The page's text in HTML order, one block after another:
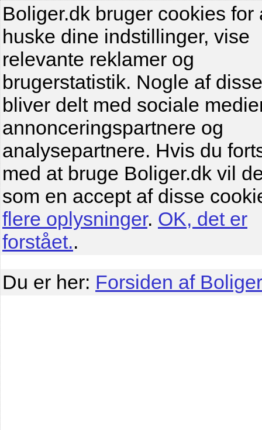
Boliger.dk bruger cookies for
huske dine indstillinger, vise
relevante reklamer og
brugerstatistik. Nogle af
bliver delt med sociale
annonceringspartnere og
analysepartnere. Hvis du
med at bruge Boliger.dk vil
som en accept af disse
flere oplysninger. OK, det er
forstået..
Du er her: Forsiden af